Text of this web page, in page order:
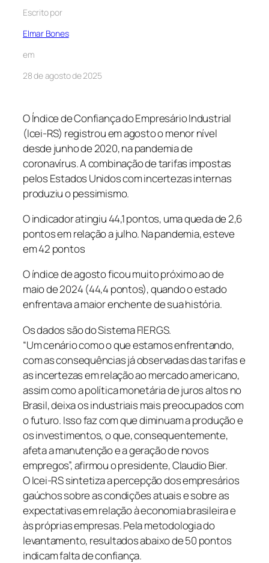
Escrito por
Elmar Bones
em
28 de agosto de 2025
O Índice de Confiança do Empresário Industrial
(Icei-RS) registrou em agosto o menor nível
desde junho de 2020, na pandemia de
coronavírus. A combinação de tarifas impostas
pelos Estados Unidos com incertezas internas
produziu o pessimismo.
O indicador atingiu 44,1 pontos, uma queda de 2,6
pontos em relação a julho. Na pandemia, esteve
em 42 pontos
O índice de agosto ficou muito próximo ao de
maio de 2024 (44,4 pontos), quando o estado
enfrentava a maior enchente de sua história.
Os dados são do Sistema FIERGS.
“Um cenário como o que estamos enfrentando,
com as consequências já observadas das tarifas e
as incertezas em relação ao mercado americano,
assim como a política monetária de juros altos no
Brasil, deixa os industriais mais preocupados com
o futuro. Isso faz com que diminuam a produção e
os investimentos, o que, consequentemente,
afeta a manutenção e a geração de novos
empregos”, afirmou o presidente, Claudio Bier.
O Icei-RS sintetiza a percepção dos empresários
gaúchos sobre as condições atuais e sobre as
expectativas em relação à economia brasileira e
às próprias empresas. Pela metodologia do
levantamento, resultados abaixo de 50 pontos
indicam falta de confiança.